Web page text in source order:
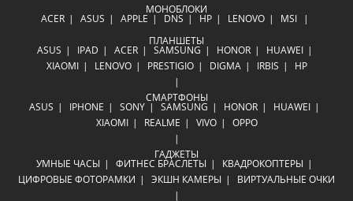
МОНОБЛОКИ
ACER ASUS APPLE DNS HP LENOVO
MSI
ПЛАНШЕТЫ
ASUS IPAD ACER SAMSUNG HONOR
HUAWEI
XIAOMI
LENOVO PRESTIGIO DIGMA IRBIS HP
СМАРТФОНЫ
ASUS IPHONE SONY SAMSUNG HONOR
HUAWEI
XIAOMI
REALME VIVO OPPO
ГАДЖЕТЫ
УМНЫЕ ЧАСЫ ФИТНЕС БРАСЛЕТЫ
КВАДРОКОПТЕРЫ
ЦИФРОВЫЕ ФОТОРАМКИ
ЭКШН КАМЕРЫ ВИРТУАЛЬНЫЕ ОЧКИ